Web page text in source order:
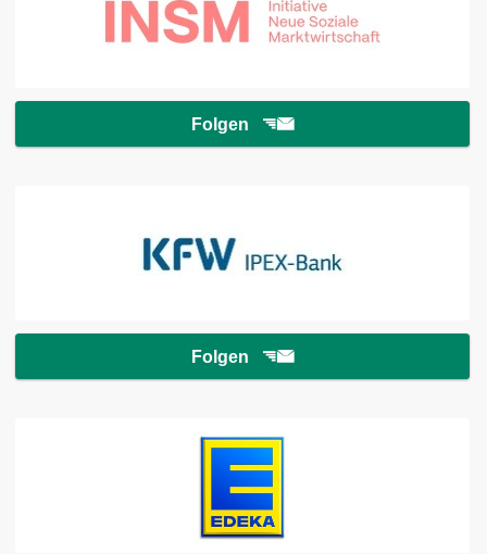
Folgen
Folgen